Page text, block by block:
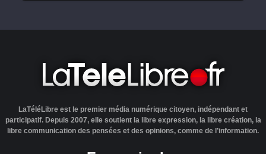
LaTéléLibre est le premier média numérique citoyen, indépendant et
participatif. Depuis 2007, elle soutient la libre expression, la libre création, la
libre communication des pensées et des opinions, comme de l’information.